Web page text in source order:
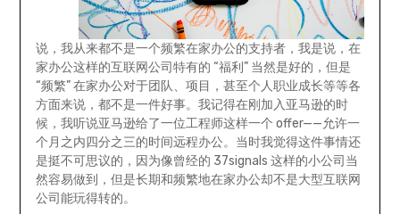
说，我从来都不是一个频繁在家办公的支持者，我是说，在
家办公这样的互联网公司特有的 “福利” 当然是好的，但是
“频繁” 在家办公对于团队、项目，甚至个人职业成长等等各
方面来说，都不是一件好事。我记得在刚加入亚马逊的时
候，我听说亚马逊给了一位工程师这样一个 offer——允许一
个月之内四分之三的时间远程办公。当时我觉得这件事情还
是挺不可思议的，因为像曾经的 37signals 这样的小公司当
然容易做到，但是长期和频繁地在家办公却不是大型互联网
公司能玩得转的。